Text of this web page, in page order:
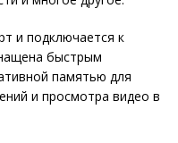
и подключается к
быстрым
памятью для
и просмотра видео в